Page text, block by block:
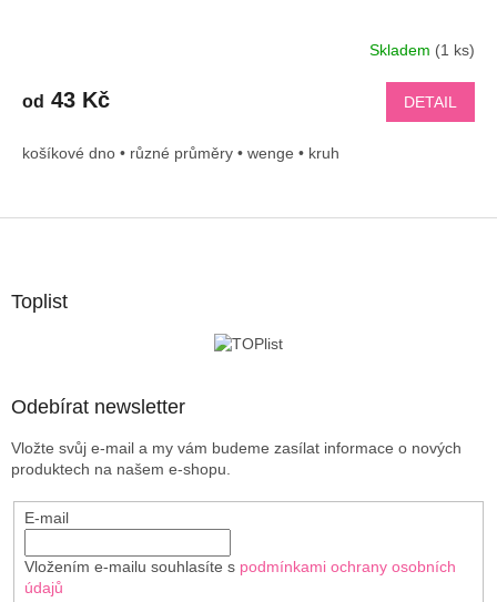
Skladem (1 ks)
od 43 Kč DETAIL
košíkové dno • různé průměry • wenge • kruh
Toplist
Odebírat newsletter
Vložte svůj e-mail a my vám budeme zasílat informace o nových
produktech na našem e-shopu.
E-mail
Vložením e-mailu souhlasíte s podmínkami ochrany osobních
údajů